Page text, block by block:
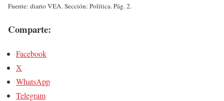
Fuente: diario VEA. Sección: Política. Pág. 2.
Comparte:
Facebook
X
WhatsApp
Telegram